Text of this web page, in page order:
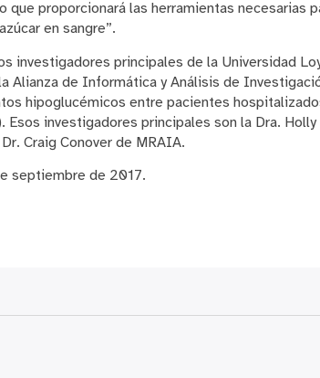
proporcionará las herramientas necesarias
en sangre”.
investigadores principales de la Universidad
Alianza de Informática y Análisis de
hipoglucémicos entre pacientes
Esos investigadores principales son la Dra.
Craig Conover de MRAIA.
septiembre de 2017.